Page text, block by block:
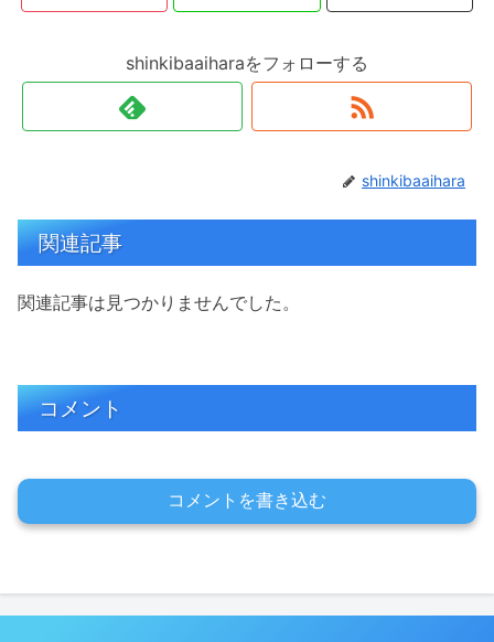
shinkibaaiharaをフォローする
shinkibaaihara
関連記事
関連記事は見つかりませんでした。
コメント
コメントを書き込む